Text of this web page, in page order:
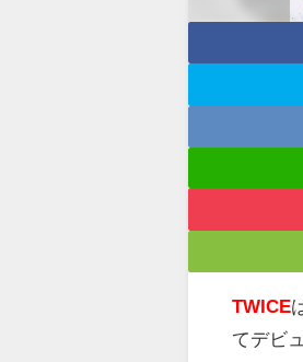
TWICE
てデビ